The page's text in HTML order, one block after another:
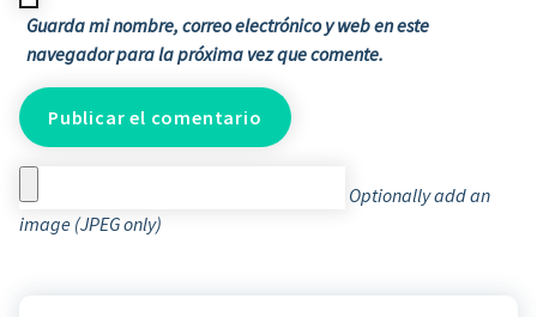
Guarda mi nombre, correo electrónico y web en este
navegador para la próxima vez que comente.
Optionally add an
image (JPEG only)